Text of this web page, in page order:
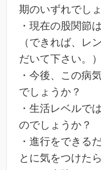
期のいずれでし
・現在の股関節
（できれば、レ
だいて下さい。）
・今後、この病
でしょうか？
・生活レベルで
のでしょうか？
・進行をできる
とに気をつけた